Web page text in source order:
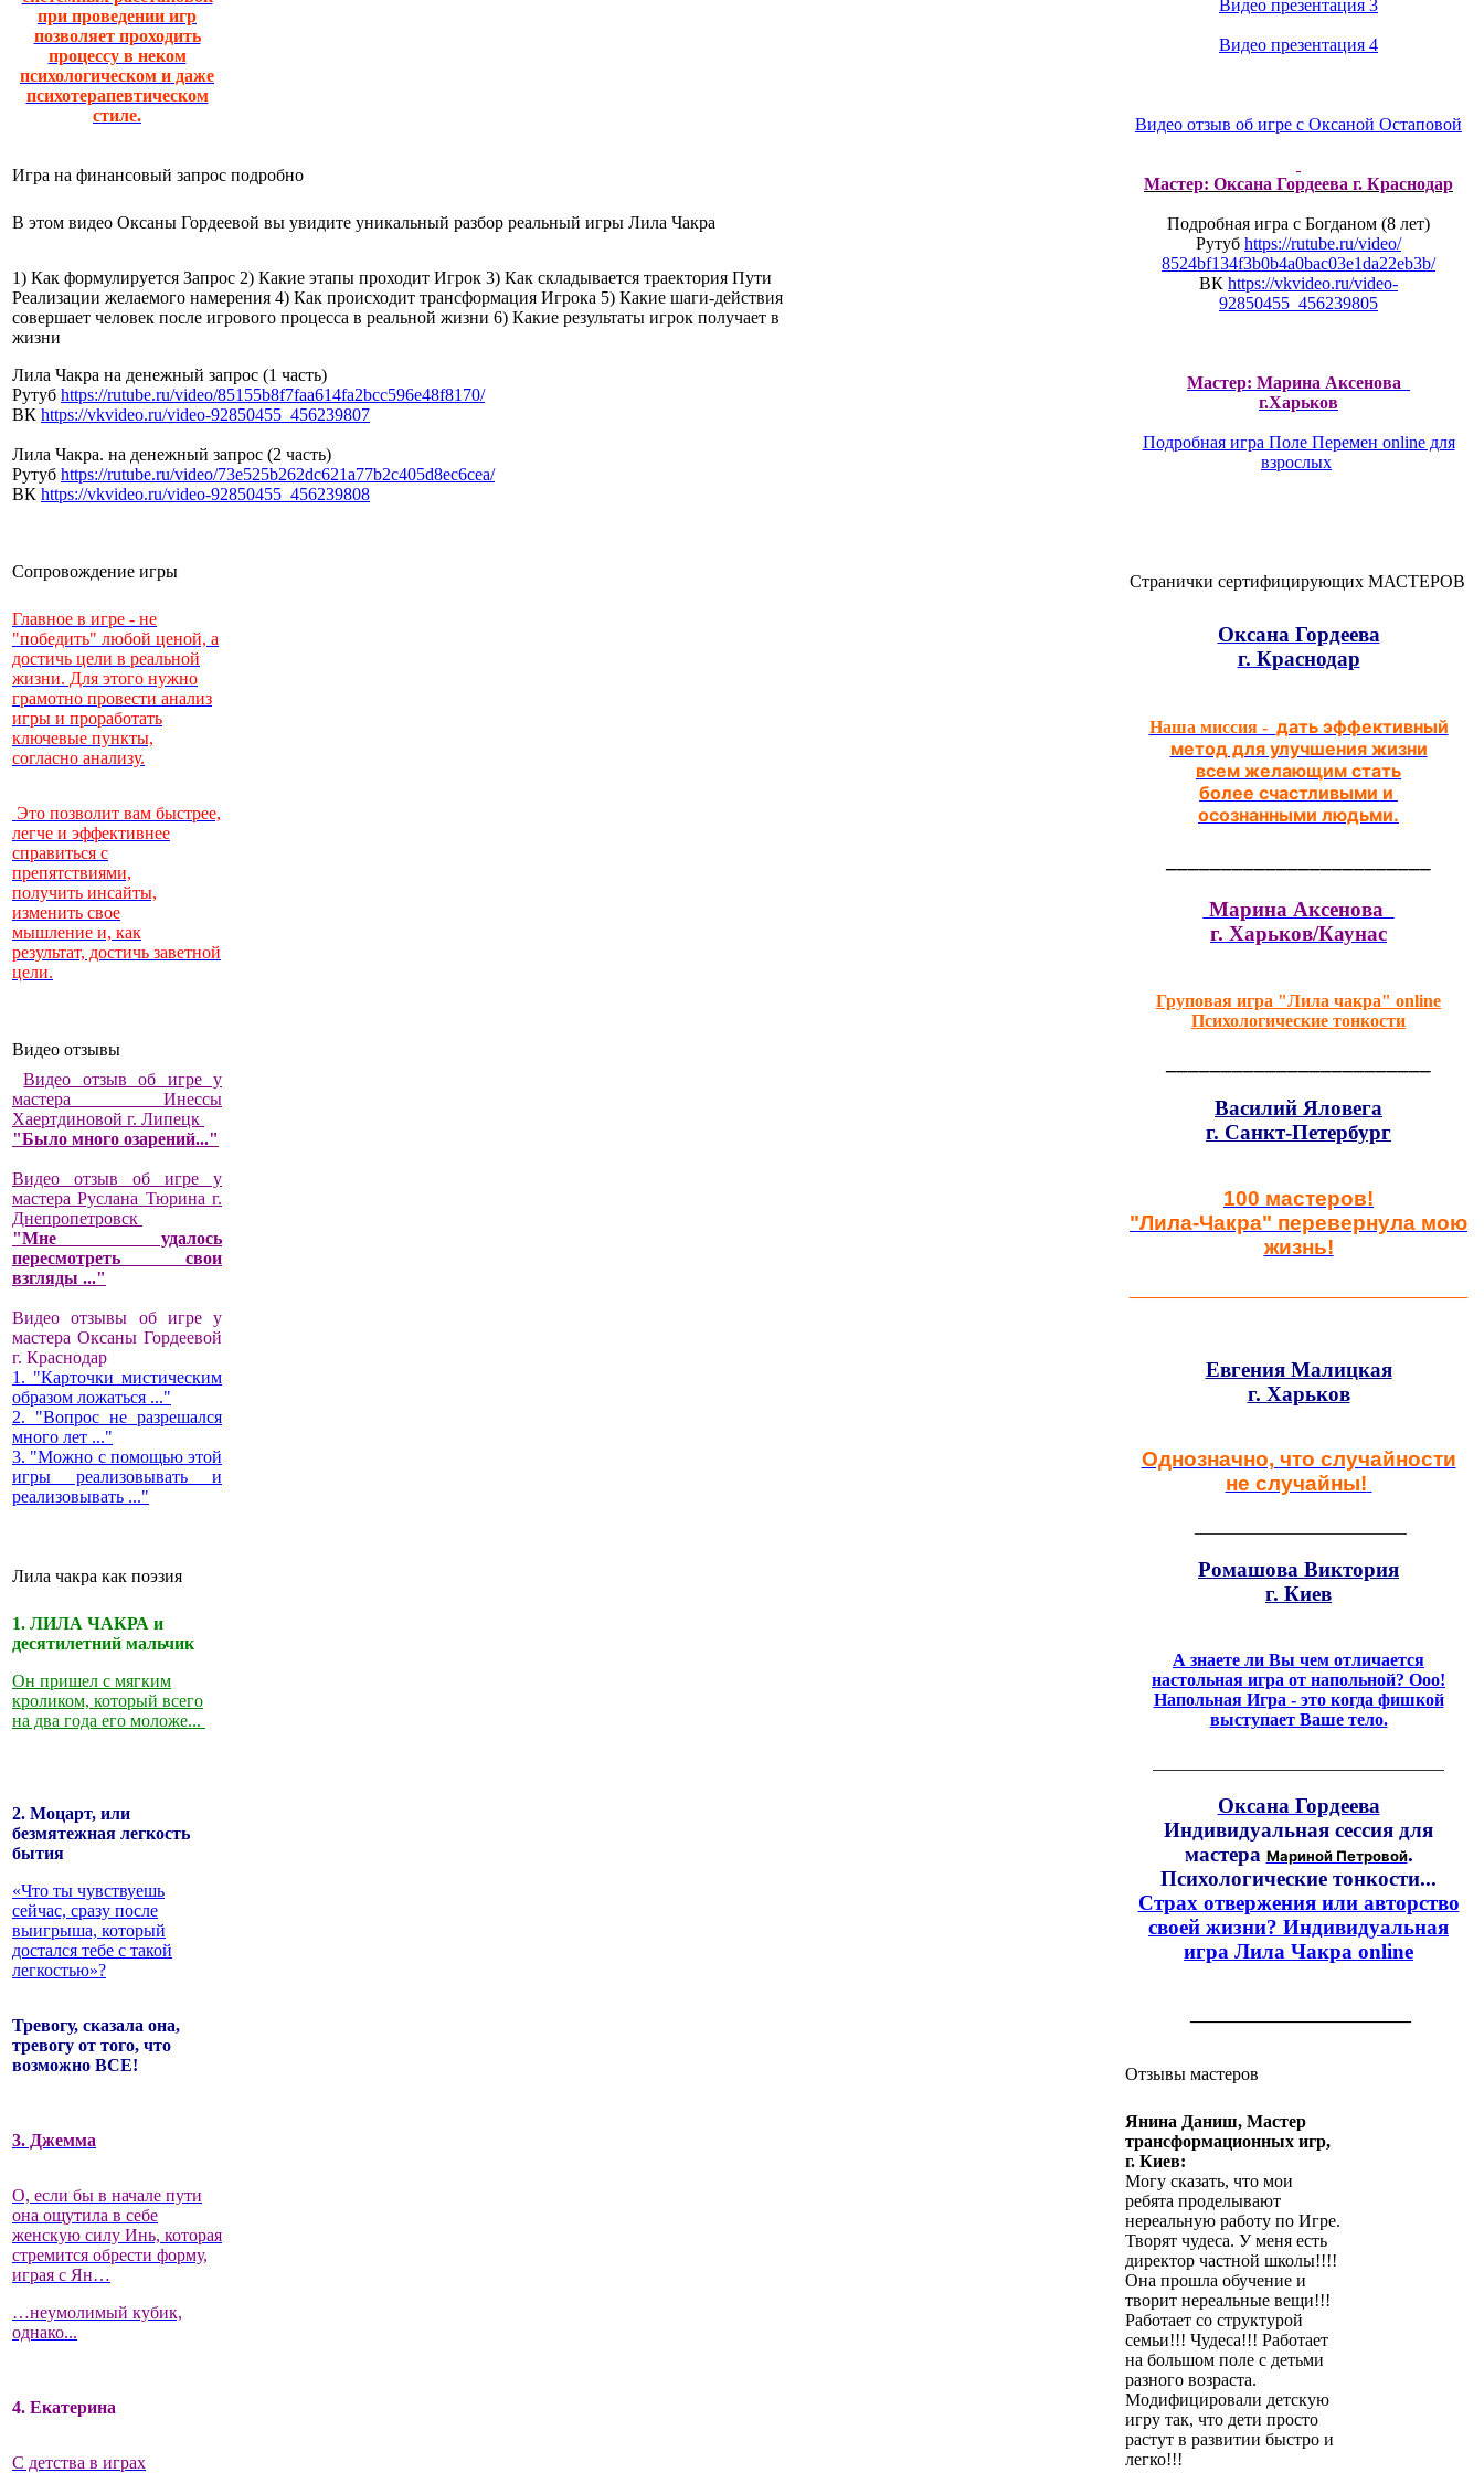
при проведении игр
позволяет проходить
процессу в неком
психологическом и даже
психотерапевтическом
стиле.
Игра на финансовый запрос подробно
В этом видео Оксаны Гордеевой вы увидите уникальный разбор реальный игры Лила Чакра
1) Как формулируется Запрос 2) Какие этапы проходит Игрок 3) Как складывается траектория Пути
Реализации желаемого намерения 4) Как происходит трансформация Игрока 5) Какие шаги-действия
совершает человек после игрового процесса в реальной жизни 6) Какие результаты игрок получает в
жизни
Лила Чакра на денежный запрос (1 часть)
Рутуб https://rutube.ru/video/85155b8f7faa614fa2bcc596e48f81 70/
ВК https://vkvideo.ru/video-92850455_456239807
Лила Чакра. на денежный запрос (2 часть)
Рутуб https://rutube.ru/video/73e525b262dc621a77b2c405d8ec6cea/
ВК https://vkvideo.ru/video-92850455_456239808
Сопровождение игры
Главное в игре - не
"победить" любой ценой, а
достичь цели в реальной
жизни. Для этого нужно
грамотно провести анализ
игры и проработать
ключевые пункты,
согласно анализу.
Это позволит вам быстрее,
легче и эффективнее
справиться с
препятствиями,
получить инсайты,
изменить свое
мышление и, как
результат, достичь заветной
цели.
Видео отзывы
Видео отзыв об игре у
мастера Инессы
Хаертдиновой г. Липецк
"Было много озарений..."
Видео отзыв об игре у
мастера Руслана Тюрина г.
Днепропетровск
"Мне удалось
пересмотреть свои
взгляды ..."
Видео отзывы об игре у
мастера Оксаны Гордеевой
г. Краснодар
1. "Карточки мистическим
образом ложаться ..."
2. "Вопрос не разрешался
много лет ..."
3. "Можно с помощью этой
игры реализовывать и
реализовывать ..."
Лила чакра как поэзия
1. ЛИЛА ЧАКРА и
десятилетний мальчик
Он пришел с мягким
кроликом, который всего
на два года его моложе...
2. Моцарт, или
безмятежная легкость
бытия
«Что ты чувствуешь
сейчас, сразу после
выигрыша, который
достался тебе с такой
легкостью»?
Тревогу, сказала она,
тревогу от того, что
возможно ВСЕ!
3. Джемма
О, если бы в начале пути
она ощутила в себе
женскую силу Инь, которая
стремится обрести форму,
играя с Ян…
…неумолимый кубик,
однако...
4. Екатерина
С детства в играх
Видео презентация 3
Видео презентация 4
Видео отзыв об игре с Оксаной Остаповой
Мастер: Оксана Гордеева г. Краснодар
Подробная игра с Богданом (8 лет)
Рутуб https://rutube.ru/video/
8524bf134f3b0b4a0bac03e1da22eb3b/
ВК https://vkvideo.ru/video-
92850455_456239805
Мастер: Марина Аксенова
г.Харьков
Подробная игра Поле Перемен online для
взрослых
Странички сертифицирующих МАСТЕРОВ
Оксана Гордеева
г. Краснодар
Наша миссия - дать эффективный
метод для улучшения жизни
всем желающим стать
более счастливыми и
осознанными людьми.
Марина Аксенова
г. Харьков/Каунас
Груповая игра "Лила чакра" online
Психологические тонкости
Василий Яловега
г. Санкт-Петербург
100 мастеров!
"Лила-Чакра" перевернула мою
жизнь!
Евгения Малицкая
г. Харьков
Однозначно, что случайности
не случайны!
Ромашова Виктория
г. Киев
А знаете ли Вы чем отличается
настольная игра от напольной? Ооо!
Напольная Игра - это когда фишкой
выступает Ваше тело.
Оксана Гордеева
Индивидуальная сессия для
мастера Мариной Петровой.
Психологические тонкости...
Страх отвержения или авторство
своей жизни? Индивидуальная
игра Лила Чакра online
Отзывы мастеров
Янина Даниш, Мастер
трансформационных игр,
г. Киев:
Могу сказать, что мои
ребята проделывают
нереальную работу по Игре.
Творят чудеса. У меня есть
директор частной школы!!!!
Она прошла обучение и
творит нереальные вещи!!!
Работает со структурой
семьи!!! Чудеса!!! Работает
на большом поле с детьми
разного возраста.
Модифицировали детскую
игру так, что дети просто
растут в развитии быстро и
легко!!!